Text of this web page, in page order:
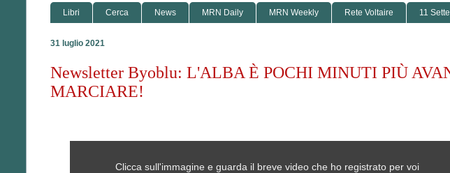
Libri Cerca News MRN Daily MRN Weekly Rete Voltaire 11
31 luglio 2021
Newsletter Byoblu: L'ALBA È POCHI MINUTI PIÙ
MARCIARE!
Clicca sull'immagine e guarda il breve video che ho registrato per voi